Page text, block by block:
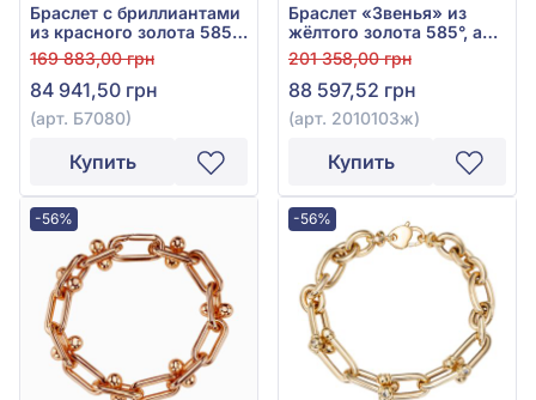
Браслет с бриллиантами
из красного золота 585°,
Бриллиант 0,44ct, арт.
Б7080
169 883,00 грн
84 941,50 грн
(арт. Б7080)
Купить
Браслет «Звенья» из
жёлтого золота 585°, арт.
2010103ж
201 358,00 грн
88 597,52 грн
(арт. 2010103ж)
Купить
-56% -56%